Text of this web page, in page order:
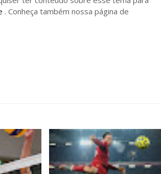
. Conheça também nossa página de